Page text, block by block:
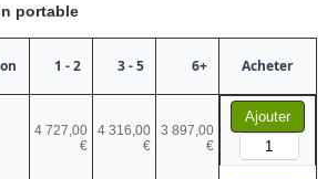
portable
1 - 2 3 - 5 6+ Acheter
4 727,00
€
4 316,00
€
3 897,00
€
Ajouter